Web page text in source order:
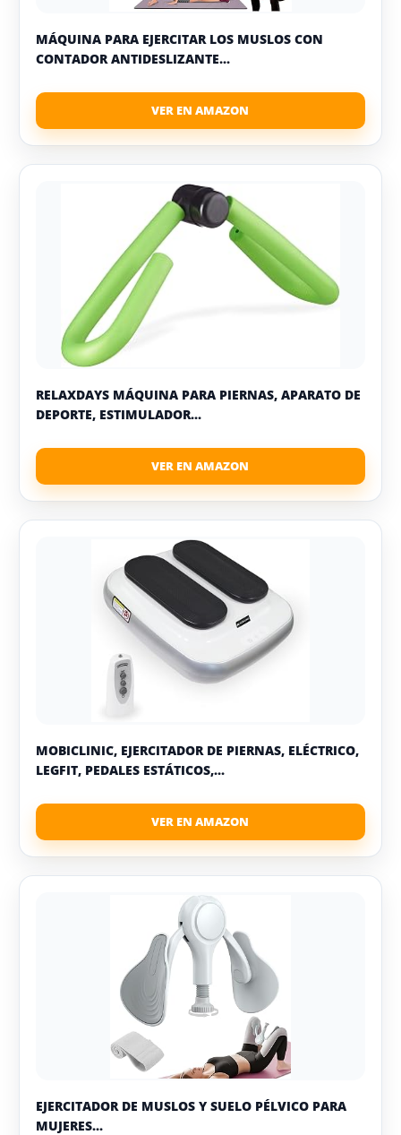
MÁQUINA PARA EJERCITAR LOS MUSLOS CON
CONTADOR ANTIDESLIZANTE...
RELAXDAYS MÁQUINA PARA PIERNAS, APARATO DE
DEPORTE, ESTIMULADOR...
MOBICLINIC, EJERCITADOR DE PIERNAS, ELÉCTRICO,
LEGFIT, PEDALES ESTÁTICOS,...
EJERCITADOR DE MUSLOS Y SUELO PÉLVICO PARA
MUJERES...